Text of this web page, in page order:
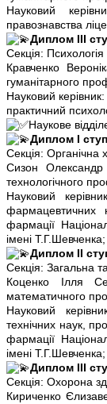
Науковий
правознавства
Диплом ІІІ
Секція: Психологія
Кравченко
гуманітарного
Науковий
практичний
Наукове
Диплом І
Секція: Органічна
Сизон Олександр
технологічного
Науковий
фармацевтичних
фармації
імені Т.Г.Шевченка;
Диплом ІІ
Секція: Загальна
Коценко Ілля
математичного
Науковий
технічних наук,
фармації
імені Т.Г.Шевченка;
Диплом ІІІ
Секція: Охорона
Кириченко